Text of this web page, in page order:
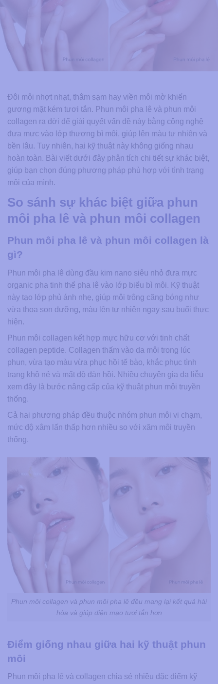
Đôi môi nhợt nhạt, thâm sạm hay viền môi mờ khiến
gương mặt kém tươi tắn. Phun môi pha lê và phun môi
collagen ra đời để giải quyết vấn đề này bằng công nghệ
đưa mực vào lớp thượng bì môi, giúp lên màu tự nhiên và
bền lâu. Tuy nhiên, hai kỹ thuật này không giống nhau
hoàn toàn. Bài viết dưới đây phân tích chi tiết sự khác biệt,
giúp bạn chọn đúng phương pháp phù hợp với tình trạng
môi của mình.
So sánh sự khác biệt giữa phun
môi pha lê và phun môi collagen
Phun môi pha lê và phun môi collagen là
gì?
Phun môi pha lê dùng đầu kim nano siêu nhỏ đưa mực
organic pha tinh thể pha lê vào lớp biểu bì môi. Kỹ thuật
này tạo lớp phủ ánh nhẹ, giúp môi trông căng bóng như
vừa thoa son dưỡng, màu lên tự nhiên ngay sau buổi thực
hiện.
Phun môi collagen kết hợp mực hữu cơ với tinh chất
collagen peptide. Collagen thấm vào da môi trong lúc
phun, vừa tạo màu vừa phục hồi tế bào, khắc phục tình
trạng khô nẻ và mất độ đàn hồi. Nhiều chuyên gia da liễu
xem đây là bước nâng cấp của kỹ thuật phun môi truyền
thống.
Cả hai phương pháp đều thuộc nhóm phun môi vi chạm,
mức độ xâm lấn thấp hơn nhiều so với xăm môi truyền
thống.
Phun môi collagen và phun môi pha lê đều mang lại kết quả hài
hòa và giúp diện mạo tươi tắn hơn
Điểm giống nhau giữa hai kỹ thuật phun
môi
Phun môi pha lê và collagen chia sẻ nhiều đặc điểm kỹ